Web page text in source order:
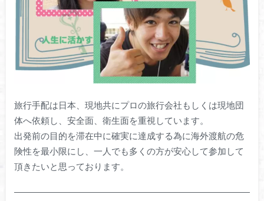
旅行手配は日本、現地共にプロの旅行会社もしくは現地団
体へ依頼し、安全面、衛生面を重視しています。
出発前の目的を滞在中に確実に達成する為に海外渡航の危
険性を最小限にし、一人でも多くの方が安心して参加して
頂きたいと思っております。